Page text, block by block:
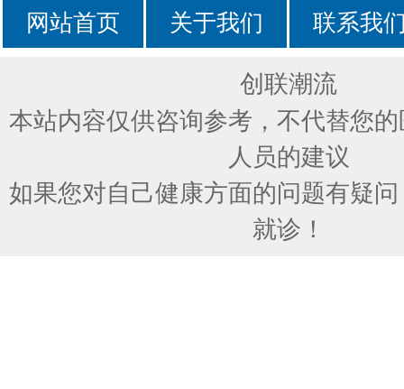
网站首页 关于我们 联系我
创联潮流
本站内容仅供咨询参考，不代替您
人员的建议
如果您对自己健康方面的问题有疑
就诊！